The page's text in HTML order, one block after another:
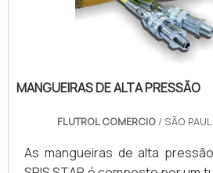
MANGUEIRAS DE ALTA PRESSÃO
FLUTROL COMERCIO / SÃO
As mangueiras de alta